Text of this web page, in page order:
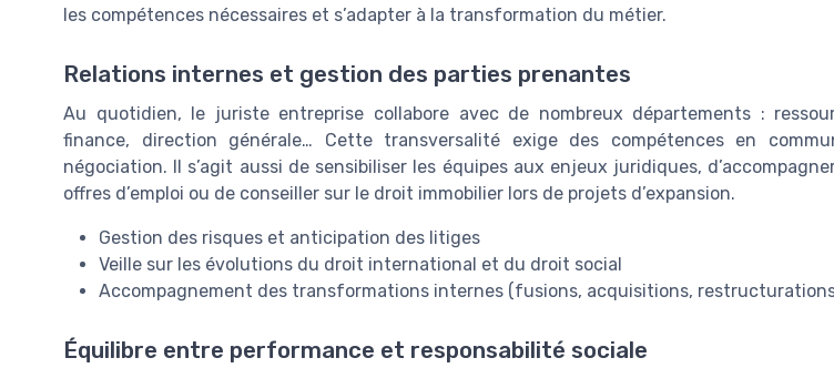
les compétences nécessaires et s’adapter à la transformation du métier.
Relations internes et gestion des parties prenantes
Au quotidien, le juriste entreprise collabore avec de nombreux départements :
finance, direction générale… Cette transversalité exige des compétences en
négociation. Il s’agit aussi de sensibiliser les équipes aux enjeux juridiques,
offres d’emploi ou de conseiller sur le droit immobilier lors de projets d’expansion.
Gestion des risques et anticipation des litiges
Veille sur les évolutions du droit international et du droit social
Accompagnement des transformations internes (fusions, acquisitions,
Équilibre entre performance et responsabilité sociale